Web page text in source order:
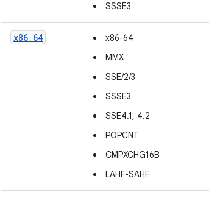
SSSE3
x86_64
x86-64
MMX
SSE/2/3
SSSE3
SSE4.1, 4.2
POPCNT
CMPXCHG16B
LAHF-SAHF